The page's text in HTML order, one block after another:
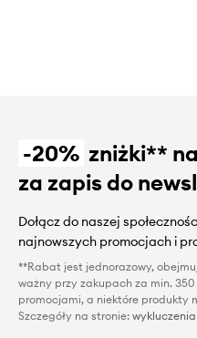
-20% zniżki**
za zapis do
Dołącz do naszej
najnowszych promocjach i
**Rabat jest jednorazowy,
ważny przy zakupach za min. 350
promocjami, a niektóre produkty
Szczegóły na stronie: